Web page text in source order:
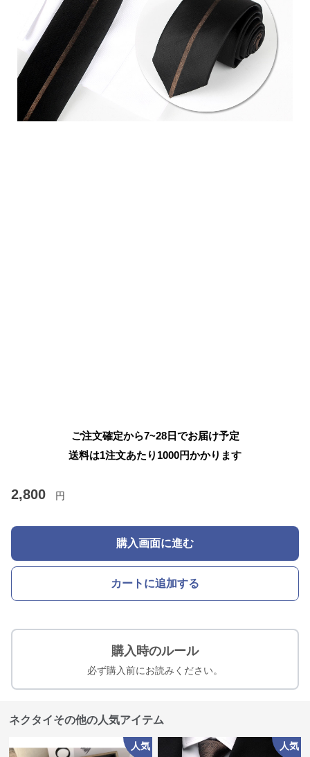
ご注文確定から7~28日でお届け予定
送料は1注文あたり 1000円かかります
2,800 円
購入画面に進む
カートに追加する
購入時のルール
必ず購入前にお読みください。
ネクタイその他の人気アイテム
人気 人気